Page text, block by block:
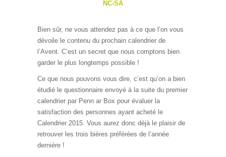
NC-SA
Bien sûr, ne vous attendez pas à ce que l’on vous
dévoile le contenu du prochain calendrier de
l’Avent. C’est un secret que nous comptons bien
garder le plus longtemps possible !
Ce que nous pouvons vous dire, c’est qu’on a bien
étudié le questionnaire envoyé à la suite du premier
calendrier par Penn ar Box pour évaluer la
satisfaction des personnes ayant acheté le
Calendrier 2015. Vous aurez donc déjà le plaisir de
retrouver les trois bières préférées de l’année
dernière !